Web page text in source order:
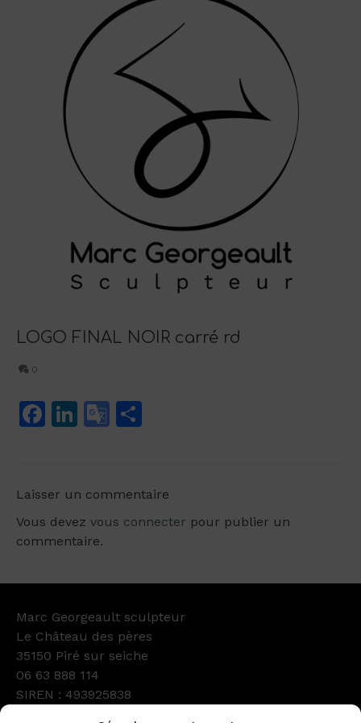
LOGO FINAL NOIR carré rd
0
Facebook
LinkedIn
Google
Laisser un commentaire
Vous devez vous connecter pour publier un
commentaire.
Marc Georgeault sculpteur
Le Château des pères
35150 Piré sur seiche
06 63 888 114
SIREN : 493925838